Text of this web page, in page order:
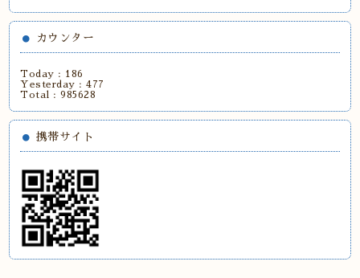
カウンター
Today : 186
Yesterday :477
Total :985628
携帯サイト